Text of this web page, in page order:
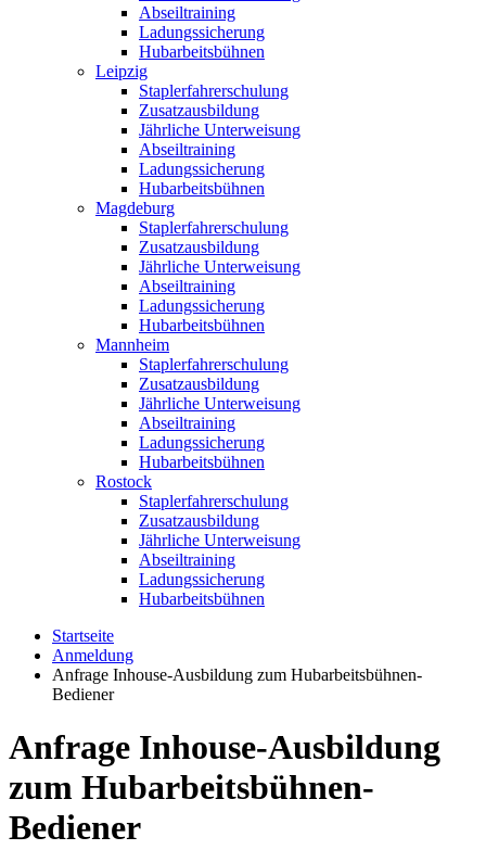
Abseiltraining
Ladungssicherung
Hubarbeitsbühnen
Leipzig
Staplerfahrerschulung
Zusatzausbildung
Jährliche Unterweisung
Abseiltraining
Ladungssicherung
Hubarbeitsbühnen
Magdeburg
Staplerfahrerschulung
Zusatzausbildung
Jährliche Unterweisung
Abseiltraining
Ladungssicherung
Hubarbeitsbühnen
Mannheim
Staplerfahrerschulung
Zusatzausbildung
Jährliche Unterweisung
Abseiltraining
Ladungssicherung
Hubarbeitsbühnen
Rostock
Staplerfahrerschulung
Zusatzausbildung
Jährliche Unterweisung
Abseiltraining
Ladungssicherung
Hubarbeitsbühnen
Startseite
Anmeldung
Anfrage Inhouse-Ausbildung zum Hubarbeitsbühnen-
Bediener
Anfrage Inhouse-Ausbildung
zum Hubarbeitsbühnen-
Bediener